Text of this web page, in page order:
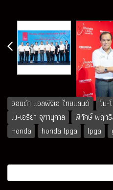
ฮอนด้า แอลพีจีเอ ไทยแลนด์
โม-
เม-เอรียา จุฑานุกาล
พิทักษ์ พฤทธิ
Honda
honda lpga lpga